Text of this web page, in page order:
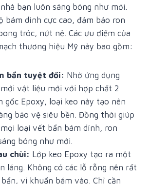
bạn luôn sáng bóng như mới.
bám dính cực cao, đảm bảo ron
tróc, nứt nẻ. Các ưu điểm của
thương hiệu Mỹ này bao gồm:
bẩn tuyệt đối: Nhờ ứng dụng
vật liệu mới với hợp chất 2
gốc Epoxy, loại keo này tạo nên
bảo vệ siêu bền. Đồng thời giúp
loại vết bẩn bám dính, ron
bóng như mới.
chùi: Lớp keo Epoxy tạo ra một
láng. Không có các lỗ rỗng nên rất
vi khuẩn bám vào. Chỉ cần